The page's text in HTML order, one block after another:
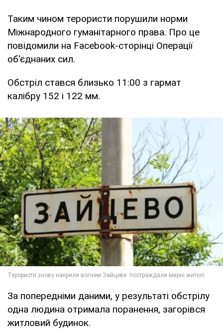
Таким чином терористи порушили норми
Міжнародного гуманітарного права. Про це
повідомили на Facebook-сторінці Операції
об'єднаних сил.
Обстріл стався близько 11:00 з гармат
калібру 152 і 122 мм.
За попередніми даними, у результаті обстрілу
одна людина отримала поранення, загорівся
житловий будинок.